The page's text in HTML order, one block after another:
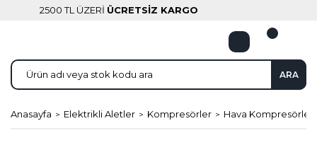
2500 TL ÜZERİ ÜCRETSİZ KARGO
ARA
Anasayfa Elektrikli Aletler Kompresörler Hava Kompresörleri